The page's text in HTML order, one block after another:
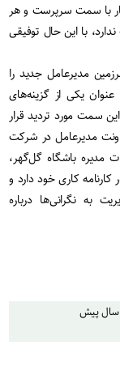
بار با سمت سرپرست و هر
با این حال توفیقی
مدیرعامل جدید را
یکی از گزینه‌‌های
سمت مورد تردید قرار
مدیرعامل در شرکت
باشگاه گل‌گهر،
کاری خود دارد و
به نگرانی‌ها درباره